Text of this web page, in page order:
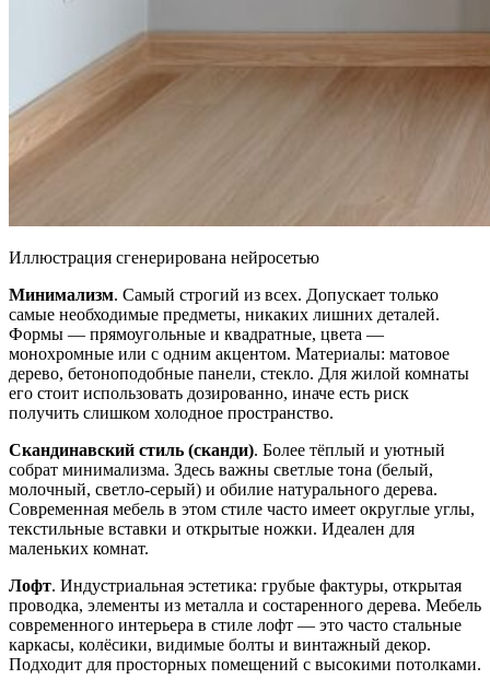
Иллюстрация сгенерирована нейросетью
Минимализм. Самый строгий из всех. Допускает только
самые необходимые предметы, никаких лишних деталей.
Формы — прямоугольные и квадратные, цвета —
монохромные или с одним акцентом. Материалы: матовое
дерево, бетоноподобные панели, стекло. Для жилой комнаты
его стоит использовать дозированно, иначе есть риск
получить слишком холодное пространство.
Скандинавский стиль (сканди). Более тёплый и уютный
собрат минимализма. Здесь важны светлые тона (белый,
молочный, светло-серый) и обилие натурального дерева.
Современная мебель в этом стиле часто имеет округлые углы,
текстильные вставки и открытые ножки. Идеален для
маленьких комнат.
Лофт. Индустриальная эстетика: грубые фактуры, открытая
проводка, элементы из металла и состаренного дерева. Мебель
современного интерьера в стиле лофт — это часто стальные
каркасы, колёсики, видимые болты и винтажный декор.
Подходит для просторных помещений с высокими потолками.